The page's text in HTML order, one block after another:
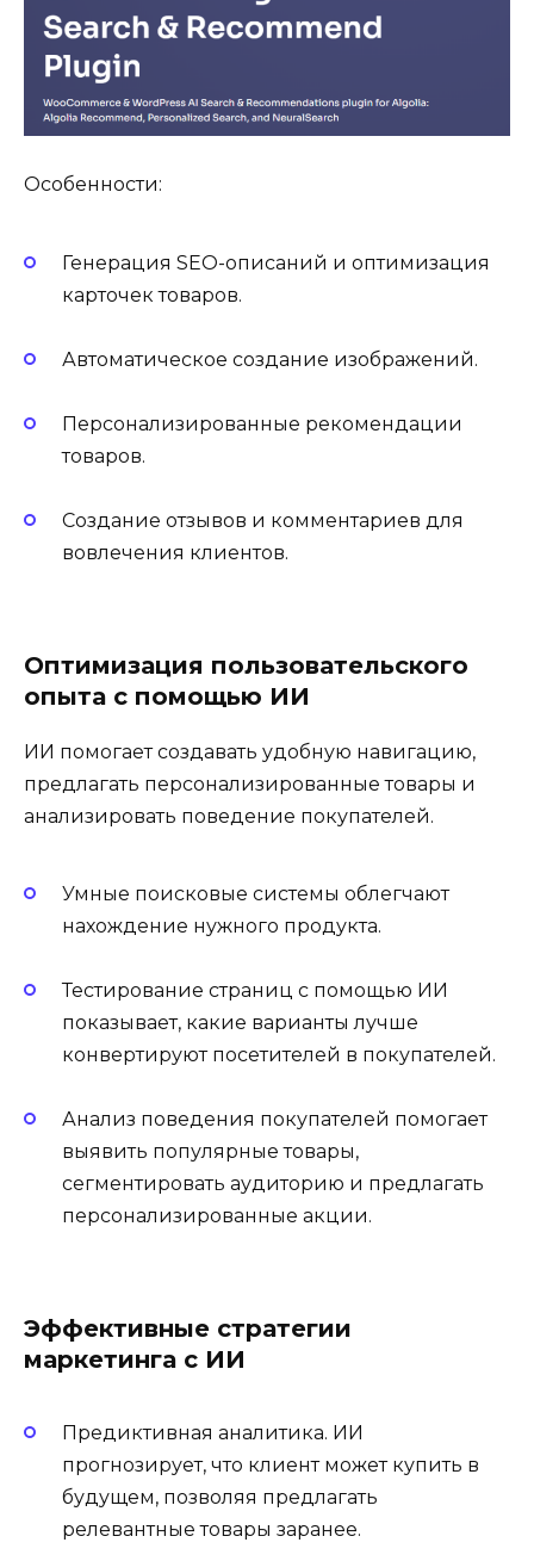
Особенности:
Генерация SEO-описаний и оптимизация
карточек товаров.
Автоматическое создание изображений.
Персонализированные рекомендации
товаров.
Создание отзывов и комментариев для
вовлечения клиентов.
Оптимизация пользовательского
опыта с помощью ИИ
ИИ помогает создавать удобную навигацию,
предлагать персонализированные товары и
анализировать поведение покупателей.
Умные поисковые системы облегчают
нахождение нужного продукта.
Тестирование страниц с помощью ИИ
показывает, какие варианты лучше
конвертируют посетителей в покупателей.
Анализ поведения покупателей помогает
выявить популярные товары,
сегментировать аудиторию и предлагать
персонализированные акции.
Эффективные стратегии
маркетинга с ИИ
Предиктивная аналитика. ИИ
прогнозирует, что клиент может купить в
будущем, позволяя предлагать
релевантные товары заранее.